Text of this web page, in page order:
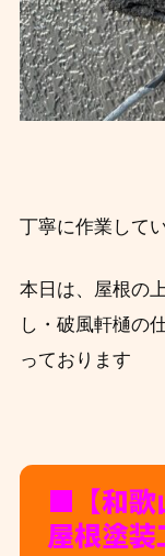
丁寧に作業して
本日は、屋根の
し・破風軒樋の
っております
■【和歌
屋根塗装